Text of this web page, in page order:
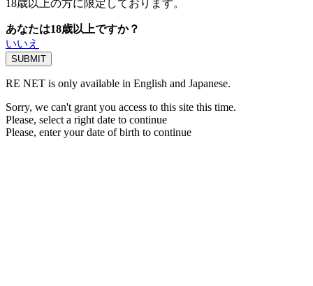
18歳以上の方に限定しております。
あなたは18歳以上ですか？
いいえ
RE NET is only available in English and Japanese.
Sorry, we can't grant you access to this site this time.
Please, select a right date to continue
Please, enter your date of birth to continue